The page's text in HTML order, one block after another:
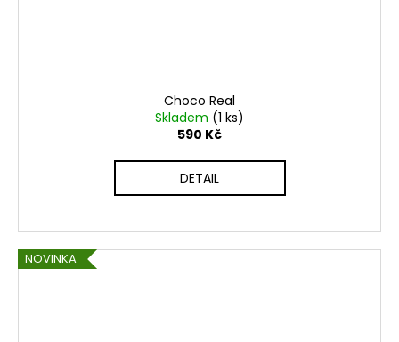
Choco Real
Skladem (1 ks)
590 Kč
DETAIL
NOVINKA